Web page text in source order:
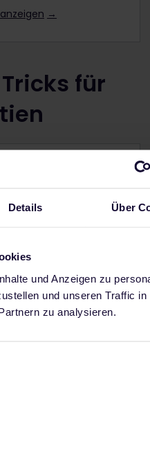
Details Über
und Anzeigen zu
und unseren Traffic in
zu analysieren.
→
für
Glavni kolodvor
für den Bus oder die
mehr weiter